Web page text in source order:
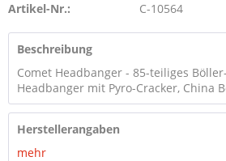
Artikel-Nr.: C-10564
Beschreibung
Comet Headbanger - 85-teiliges
Headbanger mit Pyro-Cracker, China
Herstellerangaben
mehr